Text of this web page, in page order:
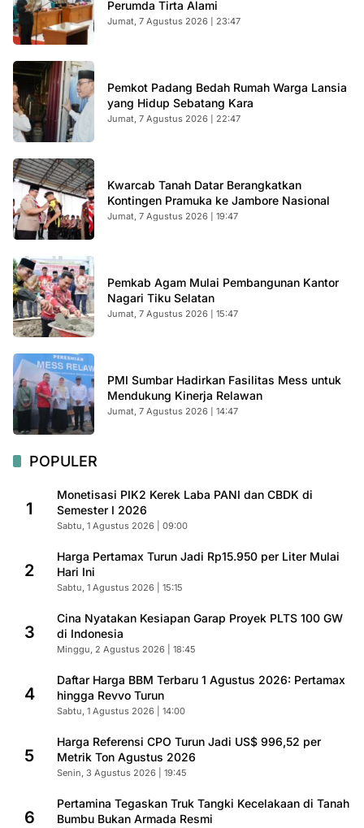
Perumda Tirta Alami
Jumat, 7 Agustus 2026 | 23:47
Pemkot Padang Bedah Rumah Warga Lansia
yang Hidup Sebatang Kara
Jumat, 7 Agustus 2026 | 22:47
Kwarcab Tanah Datar Berangkatkan
Kontingen Pramuka ke Jambore Nasional
Jumat, 7 Agustus 2026 | 19:47
Pemkab Agam Mulai Pembangunan Kantor
Nagari Tiku Selatan
Jumat, 7 Agustus 2026 | 15:47
PMI Sumbar Hadirkan Fasilitas Mess untuk
Mendukung Kinerja Relawan
Jumat, 7 Agustus 2026 | 14:47
POPULER
1
Monetisasi PIK2 Kerek Laba PANI dan CBDK di
Semester I 2026
Sabtu, 1 Agustus 2026 | 09:00
2
Harga Pertamax Turun Jadi Rp15.950 per Liter Mulai
Hari Ini
Sabtu, 1 Agustus 2026 | 15:15
3
Cina Nyatakan Kesiapan Garap Proyek PLTS 100 GW
di Indonesia
Minggu, 2 Agustus 2026 | 18:45
4
Daftar Harga BBM Terbaru 1 Agustus 2026: Pertamax
hingga Revvo Turun
Sabtu, 1 Agustus 2026 | 14:00
5
Harga Referensi CPO Turun Jadi US$ 996,52 per
Metrik Ton Agustus 2026
Senin, 3 Agustus 2026 | 19:45
6
Pertamina Tegaskan Truk Tangki Kecelakaan di Tanah
Bumbu Bukan Armada Resmi